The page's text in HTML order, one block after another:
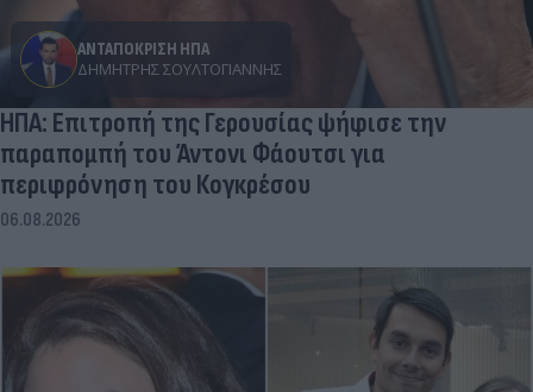
ΑΝΤΑΠΟΚΡΙΣΗ ΗΠΑ
ΔΗΜΉΤΡΗΣ ΣΟΥΛΤΟΓΙΆΝΝΗΣ
ΗΠΑ: Επιτροπή της Γερουσίας ψήφισε την
παραπομπή του Άντονι Φάουτσι για
περιφρόνηση του Κογκρέσου
06.08.2026